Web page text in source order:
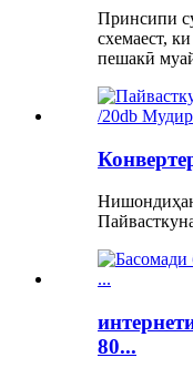
Принсипи
схемаест,
пешакӣ
80...